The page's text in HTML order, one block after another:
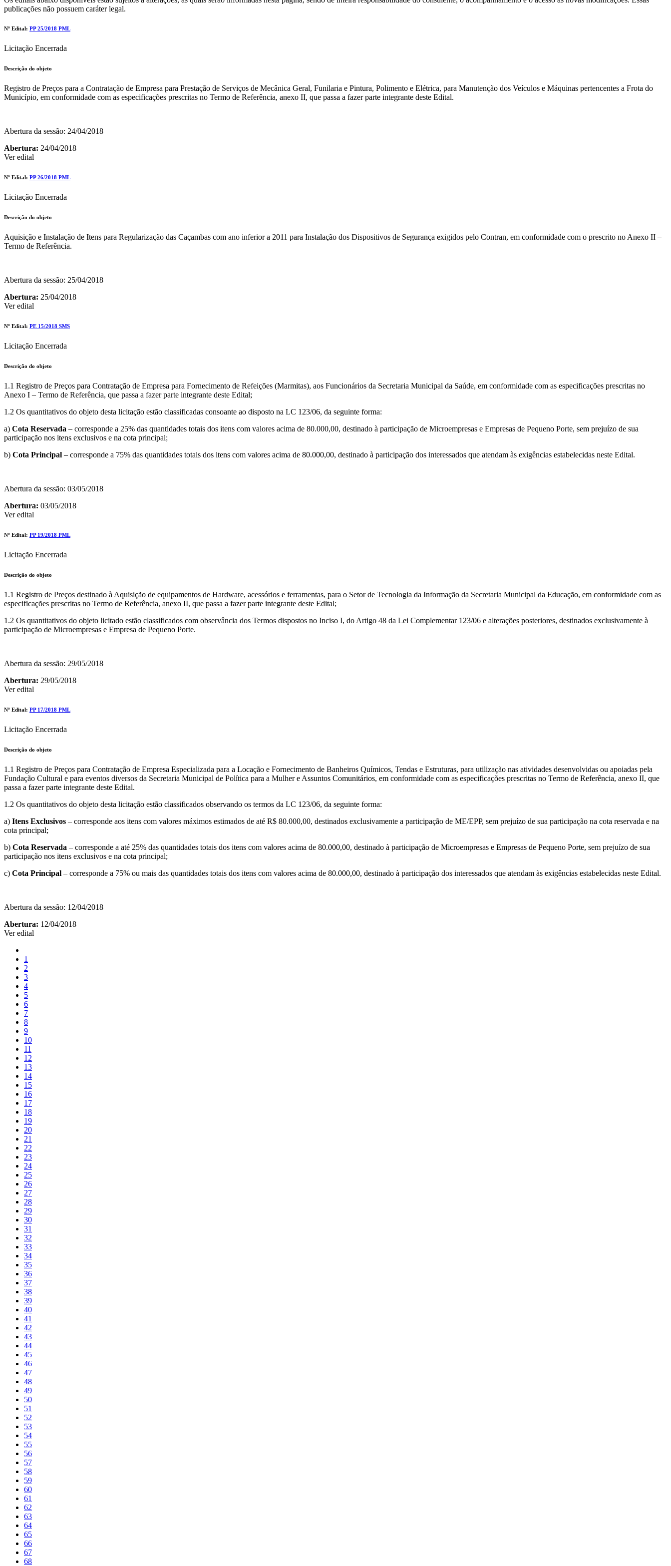
publicações não possuem caráter legal.
Nº Edital: PP 25/2018 PML
Licitação Encerrada
Descrição do objeto
Registro de Preços para a Contratação de Empresa para Prestação de Serviços de Mecânica Geral, Funilaria e Pintura, Polimento e Elétrica, para Manutenção dos Veículos e Máquinas pertencentes a Frota do
Município, em conformidade com as especificações prescritas no Termo de Referência, anexo II, que passa a fazer parte integrante deste Edital.
Abertura da sessão: 24/04/2018
Abertura: 24/04/2018
Ver edital
Nº Edital: PP 26/2018 PML
Licitação Encerrada
Descrição do objeto
Aquisição e Instalação de Itens para Regularização das Caçambas com ano inferior a 2011 para Instalação dos Dispositivos de Segurança exigidos pelo Contran, em conformidade com o prescrito no Anexo II –
Termo de Referência.
Abertura da sessão: 25/04/2018
Abertura: 25/04/2018
Ver edital
Nº Edital: PE 15/2018 SMS
Licitação Encerrada
Descrição do objeto
1.1 Registro de Preços para Contratação de Empresa para Fornecimento de Refeições (Marmitas), aos Funcionários da Secretaria Municipal da Saúde, em conformidade com as especificações prescritas no
Anexo I – Termo de Referência, que passa a fazer parte integrante deste Edital;
1.2 Os quantitativos do objeto desta licitação estão classificadas consoante ao disposto na LC 123/06, da seguinte forma:
a) Cota Reservada – corresponde a 25% das quantidades totais dos itens com valores acima de 80.000,00, destinado à participação de Microempresas e Empresas de Pequeno Porte, sem prejuízo de sua
participação nos itens exclusivos e na cota principal;
b) Cota Principal – corresponde a 75% das quantidades totais dos itens com valores acima de 80.000,00, destinado à participação dos interessados que atendam às exigências estabelecidas neste Edital.
Abertura da sessão: 03/05/2018
Abertura: 03/05/2018
Ver edital
Nº Edital: PP 19/2018 PML
Licitação Encerrada
Descrição do objeto
1.1 Registro de Preços destinado à Aquisição de equipamentos de Hardware, acessórios e ferramentas, para o Setor de Tecnologia da Informação da Secretaria Municipal da Educação, em conformidade com as
especificações prescritas no Termo de Referência, anexo II, que passa a fazer parte integrante deste Edital;
1.2 Os quantitativos do objeto licitado estão classificados com observância dos Termos dispostos no Inciso I, do Artigo 48 da Lei Complementar 123/06 e alterações posteriores, destinados exclusivamente à
participação de Microempresas e Empresa de Pequeno Porte.
Abertura da sessão: 29/05/2018
Abertura: 29/05/2018
Ver edital
Nº Edital: PP 17/2018 PML
Licitação Encerrada
Descrição do objeto
1.1 Registro de Preços para Contratação de Empresa Especializada para a Locação e Fornecimento de Banheiros Químicos, Tendas e Estruturas, para utilização nas atividades desenvolvidas ou apoiadas pela
Fundação Cultural e para eventos diversos da Secretaria Municipal de Política para a Mulher e Assuntos Comunitários, em conformidade com as especificações prescritas no Termo de Referência, anexo II, que
passa a fazer parte integrante deste Edital.
1.2 Os quantitativos do objeto desta licitação estão classificados observando os termos da LC 123/06, da seguinte forma:
a) Itens Exclusivos – corresponde aos itens com valores máximos estimados de até R$ 80.000,00, destinados exclusivamente a participação de ME/EPP, sem prejuízo de sua participação na cota reservada e na
cota principal;
b) Cota Reservada – corresponde a até 25% das quantidades totais dos itens com valores acima de 80.000,00, destinado à participação de Microempresas e Empresas de Pequeno Porte, sem prejuízo de sua
participação nos itens exclusivos e na cota principal;
c) Cota Principal – corresponde a 75% ou mais das quantidades totais dos itens com valores acima de 80.000,00, destinado à participação dos interessados que atendam às exigências estabelecidas neste Edital.
Abertura da sessão: 12/04/2018
Abertura: 12/04/2018
Ver edital
1
2
3
4
5
6
7
8
9
10
11
12
13
14
15
16
17
18
19
20
21
22
23
24
25
26
27
28
29
30
31
32
33
34
35
36
37
38
39
40
41
42
43
44
45
46
47
48
49
50
51
52
53
54
55
56
57
58
59
60
61
62
63
64
65
66
67
68